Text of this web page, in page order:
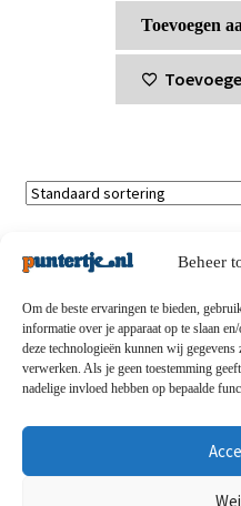
Beheer
Om de beste ervaringen te bieden,
informatie over je apparaat op te slaan
deze technologieën kunnen wij
verwerken. Als je geen toestemming
nadelige invloed hebben op bepaalde
Toevoegen
Privacybeleid-Verzending en
voorwaarden-Disclaimert-